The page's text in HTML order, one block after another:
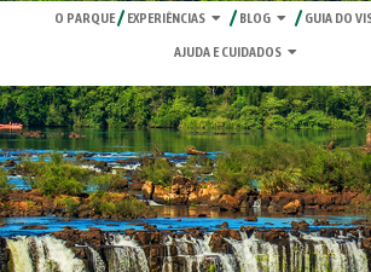
O PARQUE EXPERIÊNCIAS BLOG
GUIA DO
AJUDA E CUIDADOS